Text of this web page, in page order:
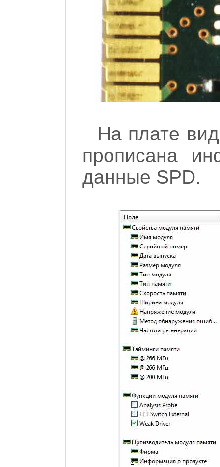
На плате
прописана
данные SPD.